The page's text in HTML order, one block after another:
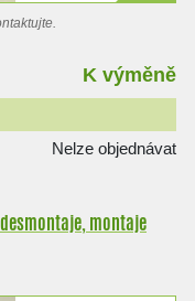
K výměně
Nelze objednávat
montaje